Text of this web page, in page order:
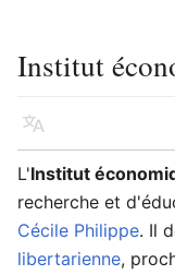
Institut
Langue
L'Institut
recherche et
Cécile Philippe. Il
libertarienne,